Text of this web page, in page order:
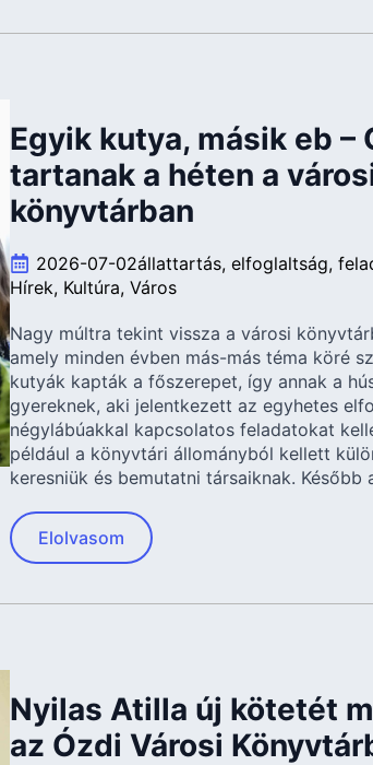
Egyik kutya, másik eb –
tartanak a héten a
könyvtárban
2026-07-02állattartás elfoglaltság
Hírek Kultúra Város
Nagy múltra tekint vissza a városi
amely minden évben más-más téma köré
kutyák kapták a főszerepet, így annak a
gyereknek, aki jelentkezett az egyhetes
négylábúakkal kapcsolatos feladatokat
például a könyvtári állományból kellett
keresniük és bemutatni társaiknak.
Elolvasom
Nyilas Atilla új kötetét
az Ózdi Városi